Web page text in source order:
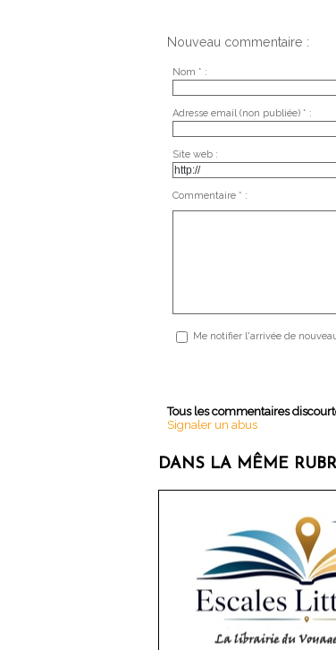
Nouveau commentaire :
Nom * :
Adresse email (non publiée) * :
Site web :
Commentaire * :
Me notifier l'arrivée de
Tous les commentaires
Signaler un abus
DANS LA MÊME